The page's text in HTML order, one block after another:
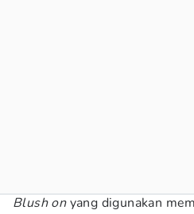
Blush onyang digunakan